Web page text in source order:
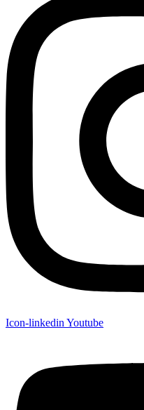
Icon-linkedin Youtube